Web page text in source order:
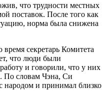
что трудности местных
поставок. После того как
норма была снижена
секретарь Комитета
что люди были
и говорили, что у них
По словам Чэна, Си
народом и принимал близко